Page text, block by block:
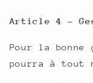
Article 4 -
Pour la
pourra à tout